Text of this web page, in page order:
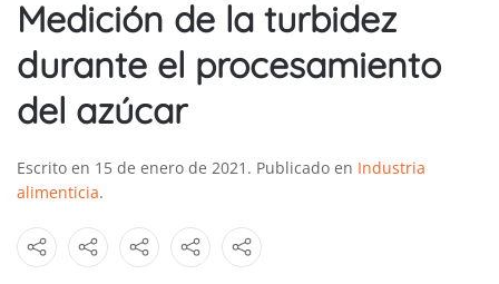
Medición de la turbidez
durante el procesamiento
del azúcar
Escrito en 15 de enero de 2021 . Publicado en Industria
alimenticia.